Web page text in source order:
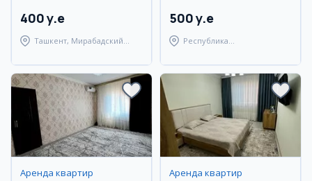
400 y.e
Ташкент, Мирабадский
500 y.e
Республика
Берунийский район
Аренда квартир Аренда квартир